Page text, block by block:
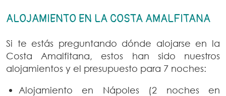
ALOJAMIENTO EN LA COSTA AMALFITANA
Si te estás preguntando dónde alojarse en la
Costa Amalfitana, estos han sido nuestros
alojamientos y el presupuesto para 7 noches:
Alojamiento en Nápoles (2 noches en